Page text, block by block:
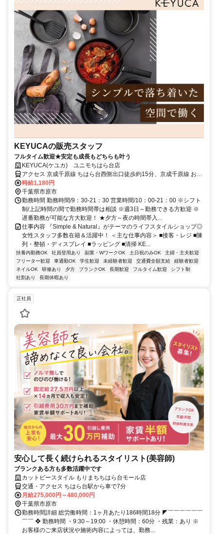
KEYUCAの販売スタッフ
フルタイム歓迎★安定も成長もどちらも叶う
KEYUCA(ケユカ) ユニモちはら台店
アクセス 京成千原線 ちはら台西側出口徒歩約15分、京成千原線 おゆ
み野南口徒歩約40分、京成千原線 学園前（千葉県）出入口1徒歩約61
分
時給1,180円
千葉県市原市
勤務時間 勤務時間/9：30-21：30 営業時間/10：00-21：00 ※シフト
制/上記時間の間で勤務時間帯は相談 ※週3日～勤務できる方歓迎 ※
遅番勤務が可能な方大歓迎！ ★夕方～夜の時間帯入...
仕事内容 『Simple & Natural』がテーマのライフスタイルショップ◎
女性スタッフ多数在籍＆活躍中！ ＜主な仕事内容＞ ■接客・レジ ■陳
列・整頓・ディスプレイ ■ラッピング ■清掃 KE...
扶養内勤務OK 社員登用あり 副業・WワークOK 土日祝のみOK
主婦・主夫歓迎
フリーター歓迎
車通勤OK 学生歓迎 未経験者歓迎 交通費全額支給
経験者歓迎
ネイルOK
研修あり 夕方 ブランクOK 長期歓迎 フルタイム歓迎
シフト制
社割あり
長期休暇あり
正社員
安心して長く続けられるスタイリスト(美容師)
ブランクある方も多数活躍中です
カットビースタイル もりまちちはら台モール店
交通・アクセス ちはら台駅から車で7分
月給275,000円～480,000円
千葉県市原市
勤務時間詳細 総労働時間：1ヶ月あたり186時間18分 ◤￣￣￣￣￣￣
￣￣ ❖ 勤務時間 ・9:30～19:00 ・休憩時間：60分 ・残業：あり ※
お客様のご来店状況や施術内容によっては、勤務...